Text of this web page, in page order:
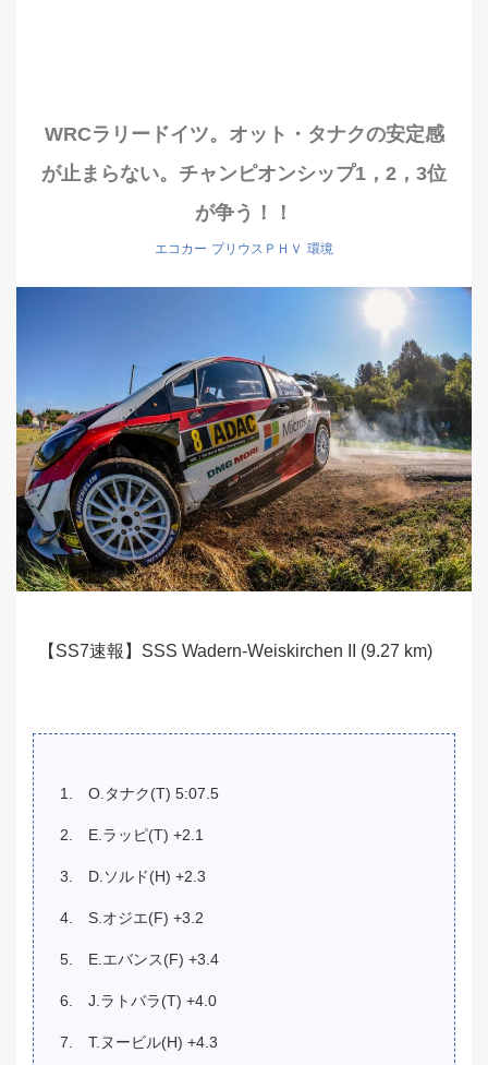
WRCラリードイツ。オット・タナクの安定感
が止まらない。チャンピオンシップ1，2，3位
が争う！！
エコカー プリウスＰＨＶ 環境
【SS7速報】SSS Wadern-Weiskirchen II (9.27 km)
O.タナク(T) 5:07.5
E.ラッピ(T) +2.1
D.ソルド(H) +2.3
S.オジエ(F) +3.2
E.エバンス(F) +3.4
J.ラトバラ(T) +4.0
T.ヌービル(H) +4.3